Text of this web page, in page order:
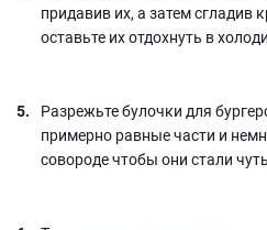
придавив их, а затем сгладив
оставьте их отдохнуть в
Разрежьте булочки для
примерно равные части и
совороде чтобы они стали